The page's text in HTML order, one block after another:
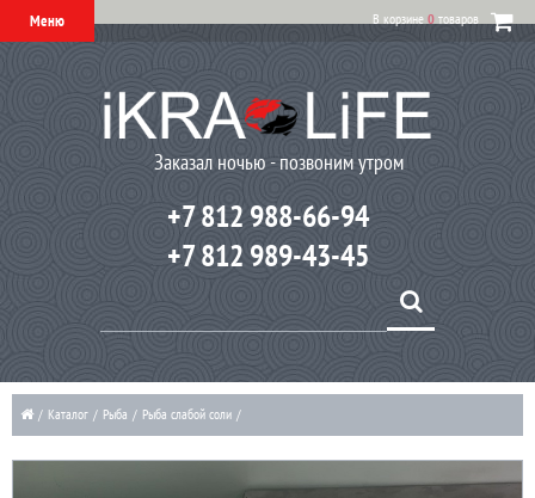
Меню В корзине 0 товаров
Заказал ночью - позвоним утром
+7 812 988-66-94
+7 812 989-43-45
/ Каталог / Рыба / Рыба слабой соли /